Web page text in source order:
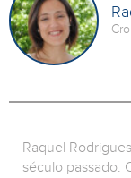
Raquel
século passado.